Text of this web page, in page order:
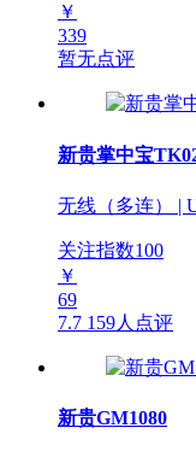
￥
339
暂无点评
新贵掌中宝
无线（多连） |
关注指数100
￥
69
7.7 159人点评
新贵GM1080